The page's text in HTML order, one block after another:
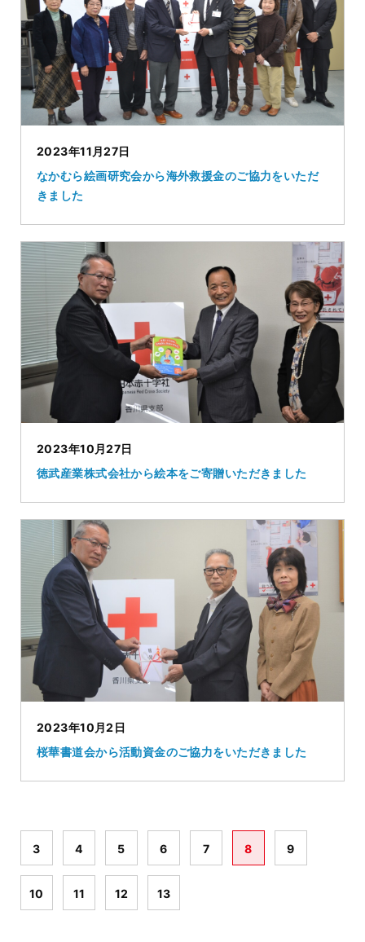
2023年11月27日
なかむら絵画研究会から海外救援金のご協力をいただ
きました
2023年10月27日
徳武産業株式会社から絵本をご寄贈いただきました
2023年10月2日
桜華書道会から活動資金のご協力をいただきました
3 4 5 6 7 8 9
10 11 12 13